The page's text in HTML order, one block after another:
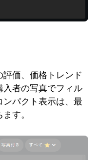
価、価格トレンド
入者の写真でフィル
ンパクト表示は、最
す。